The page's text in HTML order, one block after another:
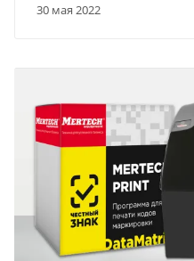
30 мая 2022